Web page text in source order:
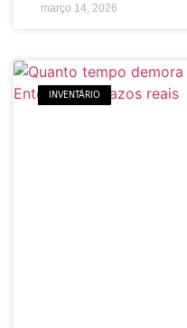
março 14, 2026
INVENTÁRIO